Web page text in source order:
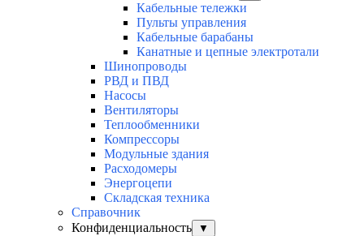
Кабельные тележки
Пульты управления
Кабельные барабаны
Канатные и цепные электротали
Шинопроводы
РВД и ПВД
Насосы
Вентиляторы
Теплообменники
Компрессоры
Модульные здания
Расходомеры
Энергоцепи
Складская техника
Справочник
Конфиденциальность
▼